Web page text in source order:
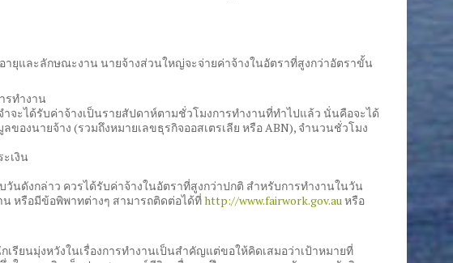
ยุและลักษณะงาน นายจ้างส่วนใหญ่จะจ่ายค่าจ้างในอัตราที่สูงกว่าอัตราขั้น
รทำงาน
จะได้รับค่าจ้างเป็นรายสัปดาห์ตามชั่วโมงการทำงานที่ทำไปแล้ว นั่นคือจะได้
องนายจ้าง (รวมถึงหมายเลขธุรกิจออสเตรเลีย หรือ ABN), จำนวนชั่วโมง
เงิน
ดังกล่าว ควรได้รับค่าจ้างในอัตราที่สูงกว่าปกติ สำหรับการทำงานในวัน
หรือมีข้อพิพาทต่างๆ สามารถติดต่อได้ที่http://www.fairwork.gov.auหรือ
รียนมุ่งหวังในเรื่องการทำงานเป็นสำคัญแต่ขอให้คิดเสมอว่าเป้าหมายที่